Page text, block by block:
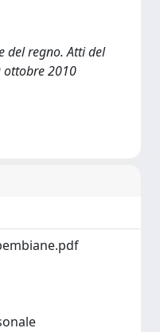
del regno. Atti del
ottobre 2010